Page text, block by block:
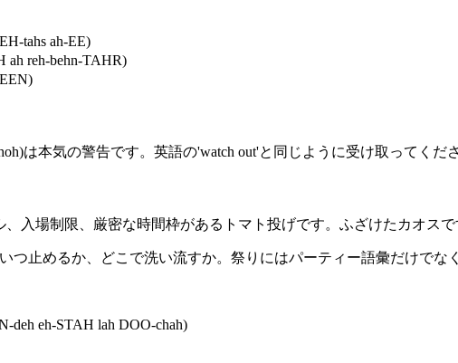
tahs ah-EE)
ah reh-behn-TAHR)
は本気の警告です。英語の'watch out'と同じように受け取ってくださ
、入場制限、厳密な時間枠があるトマト投げです。ふざけたカオス
止めるか、どこで洗い流すか。祭りにはパーティー語彙だけでな
deh eh-STAH lah DOO-chah)